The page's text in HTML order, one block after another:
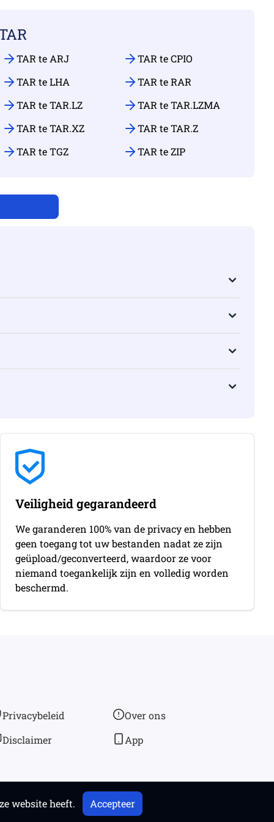
TAR te ARJ
TAR te CPIO
TAR te LHA
TAR te RAR
TAR te TAR.LZ
TAR te TAR.LZMA
TAR te TAR.XZ
TAR te TAR.Z
TAR te TGZ TAR te ZIP
Veiligheid gegarandeerd
We garanderen 100% van de privacy en hebben
geen toegang tot uw bestanden nadat ze zijn
geüpload/geconverteerd, waardoor ze voor
niemand toegankelijk zijn en volledig worden
beschermd.
website heeft. Accepteer
Privacybeleid
Disclaimer
Over ons
App